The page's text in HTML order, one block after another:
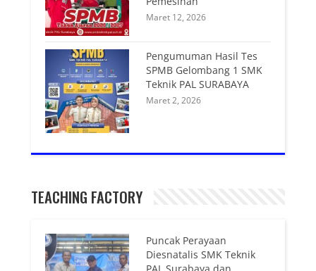
Maret 12, 2026
Pengumuman Hasil Tes
SPMB Gelombang 1 SMK
Teknik PAL SURABAYA
Maret 2, 2026
TEACHING FACTORY
Puncak Perayaan
Diesnatalis SMK Teknik